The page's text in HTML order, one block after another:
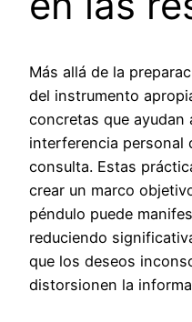
Más allá de la
del instrumento
concretas que ayudan
interferencia personal
consulta. Estas
crear un marco
péndulo puede
reduciendo
que los deseos
distorsionen la